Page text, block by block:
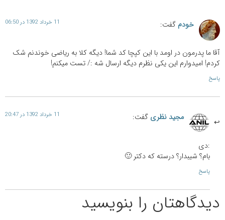
خودم گفت: 11 خرداد 1392 در 06:50
آقا ما پدرمون در اومد با این کپچا کد شما! دیگه کلا به ریاضی خوندنم شک
کردم! امیدوارم این یکی نظرم دیگه ارسال شه :/ تست میکنم!
پاسخ
مجید نظری گفت: 11 خرداد 1392 در 20:47
:دی
بام؟ شیبدار؟ درسته که دکتر 🙂
پاسخ
دیدگاهتان را بنویسید